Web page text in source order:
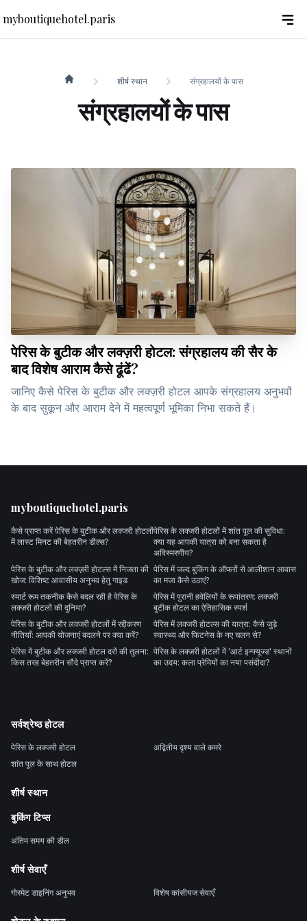
myboutiquehotel.paris
शीर्ष स्थान संग्रहालयों के पास
संग्रहालयों के पास
पेरिस के बुटीक और लक्ज़री होटल: संग्रहालय की सैर के
बाद विशेष आराम कैसे ढूंढें?
जानिए कैसे पेरिस के बुटीक और लक्ज़री होटल आपके संग्रहालय अनुभवों
के बाद सुकून और आराम देने में महत्वपूर्ण भूमिका निभा सकते हैं।
myboutiquehotel.paris
कैसे प्राप्त करें पेरिस के बुटीक और लक्जरी होटलों
में लास्ट मिनट की बेहतरीन डील्स?
पेरिस के लक्जरी होटलों में शांत पूल की सुविधा:
क्या यह आपकी यात्रा को बना सकता है
अविस्मरणीय?
पेरिस के बुटीक और लक्ज़री होटल्स में निजता की
खोज: विशिष्ट आवासीय अनुभव हेतु गाइड
पेरिस में जल्द बुकिंग के ऑफरों से आलीशान आवास
का मजा कैसे उठाएं?
स्मार्ट रूम तकनीक कैसे बदल रही है पेरिस के
लक्ज़री होटलों की दुनिया?
पेरिस में पुरानी हवेलियों के रूपांतरण: लक्जरी
बुटीक होटल का ऐतिहासिक स्पर्श
पेरिस के बुटीक और लक्जरी होटलों में रद्दीकरण
नीतियाँ: आपकी योजनाएं बदलने पर क्या करें?
पेरिस में लक्जरी होटल्स की यात्रा: कैसे जुड़े
स्वास्थ्य और फिटनेस के नए चलन से?
पेरिस में बुटीक और लक्जरी होटल दरों की तुलना:
किस तरह बेहतरीन सौदे प्राप्त करें?
पेरिस के लक्जरी होटलों में 'आर्ट इन्फ्यूज्ड' स्थानों
का उदय: कला प्रेमियों का नया पसंदीदा?
सर्वश्रेष्ठ होटल
पेरिस के लक्जरी होटल
अद्वितीय दृश्य वाले कमरे
शांत पूल के साथ होटल
शीर्ष स्थान
बुकिंग टिप्स
अंतिम समय की डील
शीर्ष सेवाएँ
गोरमेट डाइनिंग अनुभव विशेष कांसीयज सेवाएँ